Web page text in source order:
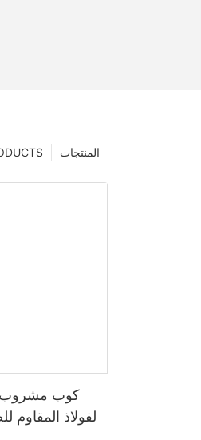
المنتجات
كوب مشروب
الفولاذ المقاوم